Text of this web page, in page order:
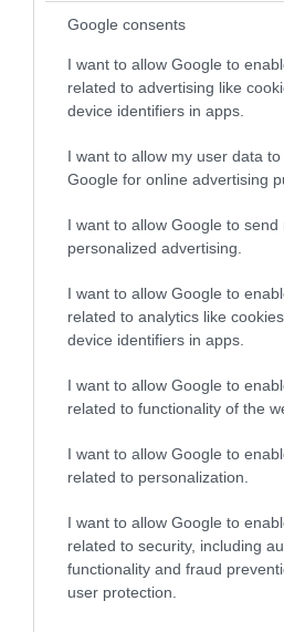
Google consents
I want to allow Google to
related to advertising like
device identifiers in apps.
I want to allow my user data
Google for online advertising
I want to allow Google to send
personalized advertising.
I want to allow Google to
related to analytics like
device identifiers in apps.
I want to allow Google to
related to functionality of the
I want to allow Google to
related to personalization.
I want to allow Google to
related to security, including
functionality and fraud
user protection.
07.08.2026 | 20:02
Ο Γιάννης Αλαφούζος
απομάκρυνσής του
06.08.2026 | 14:02
«Επιχείρηση ελεύθερα
Αθήνα: Απομακρύνθηκαν
αντικείμενα από